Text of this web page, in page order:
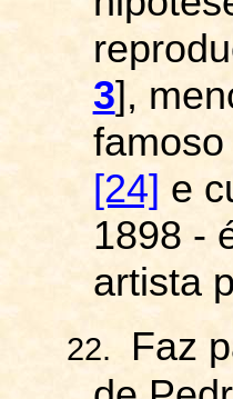
3],
famoso
[24] e
1898 -
artista
22.
Faz